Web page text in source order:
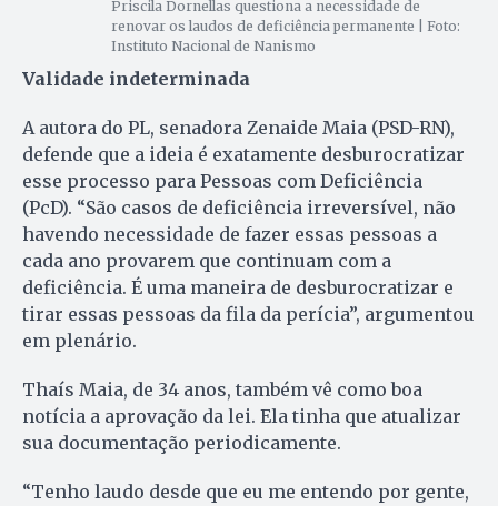
Priscila Dornellas questiona a necessidade de
renovar os laudos de deficiência permanente | Foto:
Instituto Nacional de Nanismo
Validade indeterminada
A autora do PL, senadora Zenaide Maia (PSD-RN),
defende que a ideia é exatamente desburocratizar
esse processo para Pessoas com Deficiência
(PcD). “São casos de deficiência irreversível, não
havendo necessidade de fazer essas pessoas a
cada ano provarem que continuam com a
deficiência. É uma maneira de desburocratizar e
tirar essas pessoas da fila da perícia”, argumentou
em plenário.
Thaís Maia, de 34 anos, também vê como boa
notícia a aprovação da lei. Ela tinha que atualizar
sua documentação periodicamente.
“Tenho laudo desde que eu me entendo por gente,